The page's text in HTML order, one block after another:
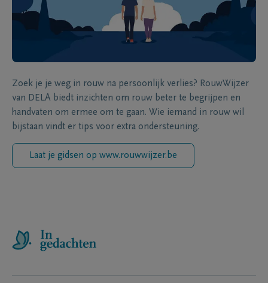
Zoek je je weg in rouw na persoonlijk verlies? RouwWijzer
van DELA biedt inzichten om rouw beter te begrijpen en
handvaten om ermee om te gaan. Wie iemand in rouw wil
bijstaan vindt er tips voor extra ondersteuning.
Laat je gidsen op www.rouwwijzer.be